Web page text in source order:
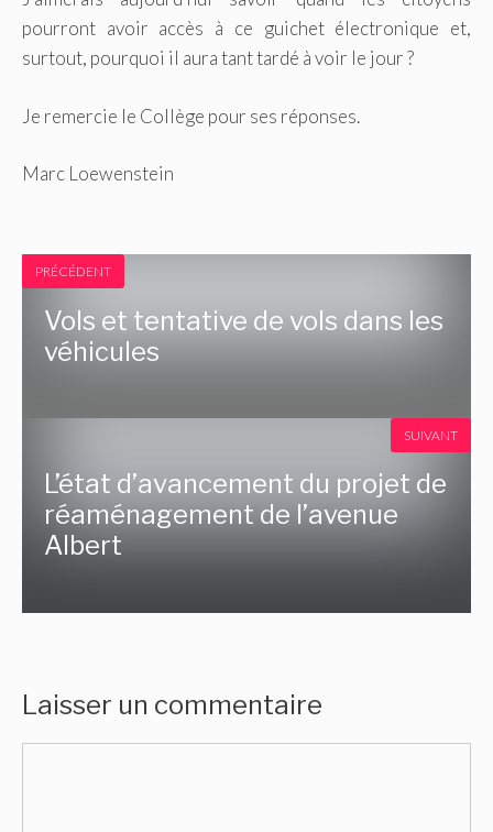
pourront avoir accès à ce guichet électronique et,
surtout, pourquoi il aura tant tardé à voir le jour ?
Je remercie le Collège pour ses réponses.
Marc Loewenstein
PRÉCÉDENT
Vols et tentative de vols dans les
véhicules
L’état d’avancement du projet de
réaménagement de l’avenue
Albert
SUIVANT
Laisser un commentaire